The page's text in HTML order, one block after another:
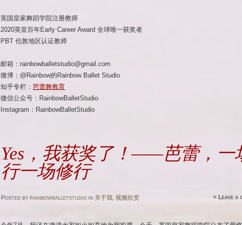
英国皇家舞蹈学院注册教师
2020英皇百年Early Career Award 全球唯一获奖者
PBT 伦敦地区认证教师
邮箱：rainbowballetstudio@gmail.com
微博：@Rainbow的Rainbow Ballet Studio
知乎专栏：芭蕾舞教育
微信公众号：RainbowBalletStudio
Instagram：RainbowBalletStudio
Yes，我获奖了！——芭蕾，一
行一场修行
Posted by rainbowballetstudioin 关于我, 视频欣赏 ≈ Leave a